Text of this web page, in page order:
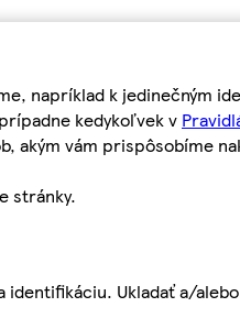
napríklad k jedinečným
kedykoľvek v
akým vám prispôsobíme
stránky.
Ukladať a/